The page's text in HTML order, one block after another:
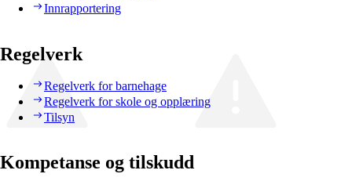
Innrapportering
Regelverk
Regelverk for barnehage
Regelverk for skole og opplæring
Tilsyn
Kompetanse og tilskudd